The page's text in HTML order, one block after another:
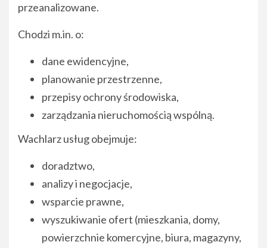
przeanalizowane.
Chodzi m.in. o:
dane ewidencyjne,
planowanie przestrzenne,
przepisy ochrony środowiska,
zarządzania nieruchomością wspólną.
Wachlarz usług obejmuje:
doradztwo,
analizy i negocjacje,
wsparcie prawne,
wyszukiwanie ofert (mieszkania, domy,
powierzchnie komercyjne, biura, magazyny,